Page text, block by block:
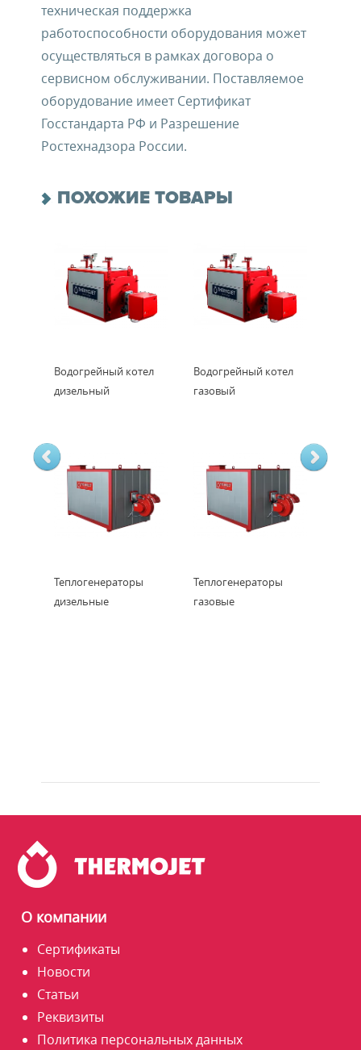
техническая поддержка
работоспособности оборудования может
осуществляться в рамках договора о
сервисном обслуживании. Поставляемое
оборудование имеет Сертификат
Госстандарта РФ и Разрешение
Ростехнадзора России.
ПОХОЖИЕ ТОВАРЫ
Водогрейный котел
дизельный
Водогрейный котел
газовый
Теплогенераторы
дизельные
Теплогенераторы
газовые
О компании
Сертификаты
Новости
Статьи
Реквизиты
Политика персональных данных